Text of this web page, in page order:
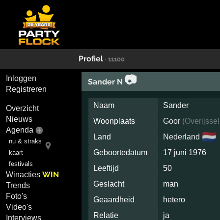
Profiel · 11100
Inloggen
Registreren
Overzicht
Nieuws
Agenda
nu & straks
kaart
festivals
WinactiesWIN
Trends
Foto's
Video's
Interviews
Sander N 📷
Naam
Sander
Woonplaats
Goor (Overijssel
Land
Nederland 🇳🇱
Geboortedatum
17 juni 1976
Leeftijd
50
Geslacht
man
Geaardheid
hetero
Relatie
ja